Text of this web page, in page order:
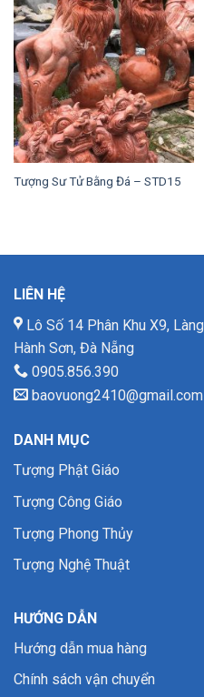
Tượng Sư Tử Bằng Đá – STD15
LIÊN HỆ
Lô Số 14 Phân Khu X9,
Hành Sơn, Đà Nẵng
0905.856.390
baovuong2410@gmail.com
DANH MỤC
Tượng Phật Giáo
Tượng Công Giáo
Tượng Phong Thủy
Tượng Nghệ Thuật
HƯỚNG DẪN
Hướng dẫn mua hàng
Chính sách vận chuyển